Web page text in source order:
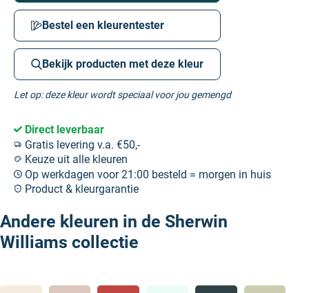
Bestel een kleurentester
Bekijk producten met deze kleur
Let op: deze kleur wordt speciaal voor jou gemengd
Direct leverbaar
Gratis levering v.a. €50,-
Keuze uit alle kleuren
Op werkdagen voor 21:00 besteld = morgen in huis
Product & kleurgarantie
Andere kleuren in de Sherwin
Williams collectie